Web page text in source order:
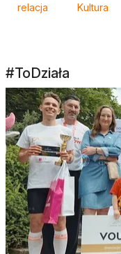
relacja Kultura
#ToDziała